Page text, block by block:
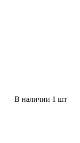
В наличии 1 шт